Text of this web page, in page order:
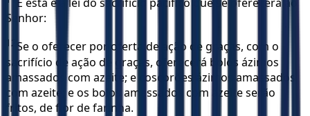
E esta é a lei do sacrifício pacífico que se oferecerá ao
Senhor:
12 Se o oferecer por oferta de ação de graças, com o
sacrifício de ação de graças, oferecerá bolos ázimos
amassados com azeite; e coscorões ázimos amassados
com azeite; e os bolos amassados com azeite serão
fritos, de flor de farinha.